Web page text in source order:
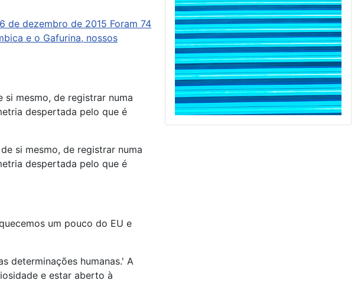
si mesmo, de registrar numa
despertada pelo que é
um pouco do EU e